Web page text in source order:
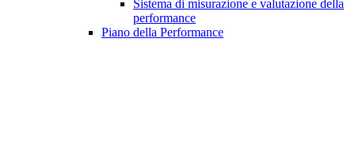
Sistema di misurazione e valutazione della
performance
Piano della Performance